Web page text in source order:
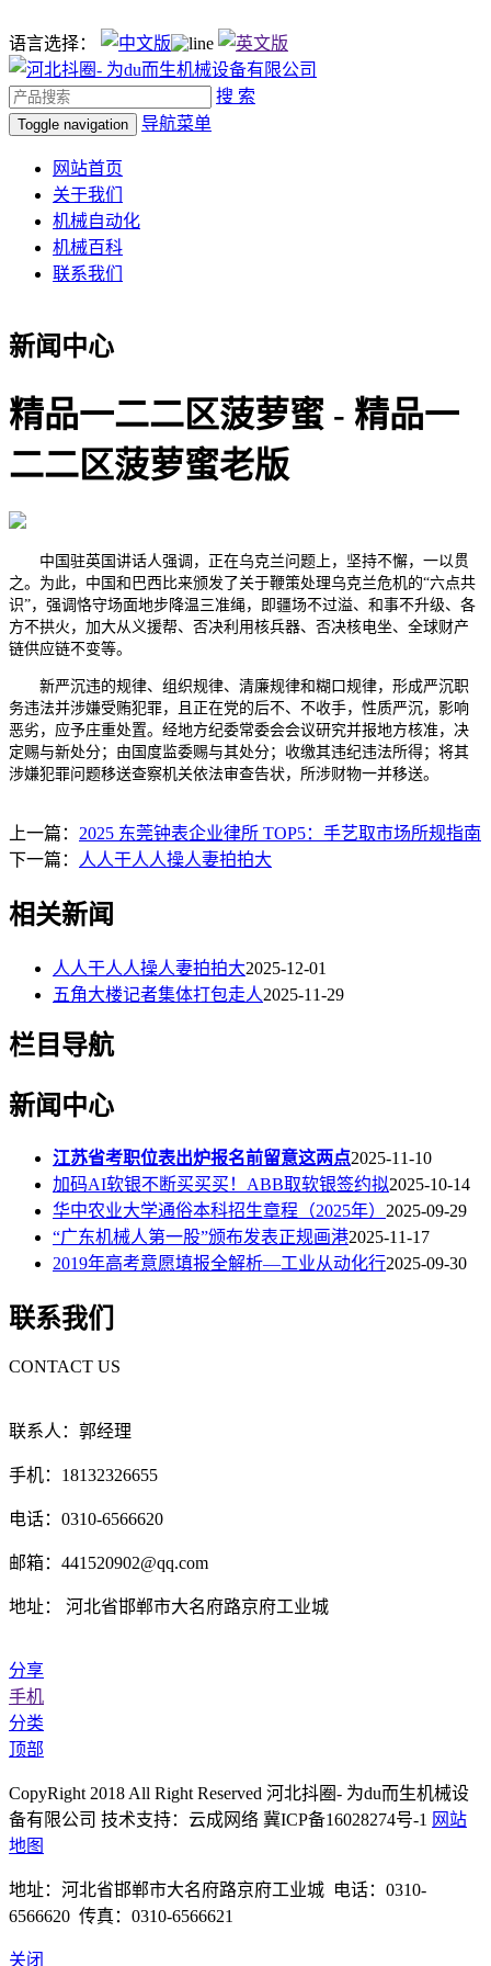
语言选择：
搜 索
Toggle navigation 导航菜单
网站首页
关于我们
机械自动化
机械百科
联系我们
新闻中心
精品一二二区菠萝蜜 - 精品一
二二区菠萝蜜老版
中国驻英国讲话人强调，正在乌克兰问题上，坚持不懈，一以贯
之。为此，中国和巴西比来颁发了关于鞭策处理乌克兰危机的“六点共
识”，强调恪守场面地步降温三准绳，即疆场不过溢、和事不升级、各
方不拱火，加大从义援帮、否决利用核兵器、否决核电坐、全球财产
链供应链不变等。
新严沉违的规律、组织规律、清廉规律和糊口规律，形成严沉职
务违法并涉嫌受贿犯罪，且正在党的后不、不收手，性质严沉，影响
恶劣，应予庄重处置。经地方纪委常委会会议研究并报地方核准，决
定赐与新处分；由国度监委赐与其处分；收缴其违纪违法所得；将其
涉嫌犯罪问题移送查察机关依法审查告状，所涉财物一并移送。
上一篇： 2025 东莞钟表企业律所 TOP5：手艺取市场所规指南
下一篇：
人人干人人操人妻拍拍大
相关新闻
人人干人人操人妻拍拍大2025-12-01
五角大楼记者集体打包走人2025-11-29
栏目导航
新闻中心
江苏省考职位表出炉报名前留意这两点2025-11-10
加码AI软银不断买买买！ABB取软银签约拟2025-10-14
华中农业大学通俗本科招生章程（2025年） 2025-09-29
“广东机械人第一股”颁布发表正规画港2025-11-17
2019年高考意愿填报全解析—工业从动化行2025-09-30
联系我们
CONTACT US
联系人：郭经理
手机：18132326655
电话：0310-6566620
邮箱：441520902@qq.com
地址： 河北省邯郸市大名府路京府工业城
分享
手机
分类
顶部
CopyRight 2018 All Right Reserved 河北抖圈- 为du而生机械设
备有限公司 技术支持：云成网络 冀ICP备16028274号-1 网站
地图
地址：河北省邯郸市大名府路京府工业城 电话：0310-
6566620 传真：0310-6566621
关闭